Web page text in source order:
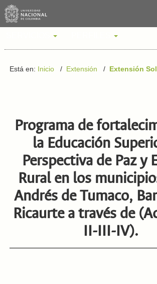
Está en: Inicio/ Extensión / Extensión
Programa de
la Educación
Perspectiva de Paz y
Rural en los
Andrés de Tumaco,
Ricaurte a través de
II-III-IV).